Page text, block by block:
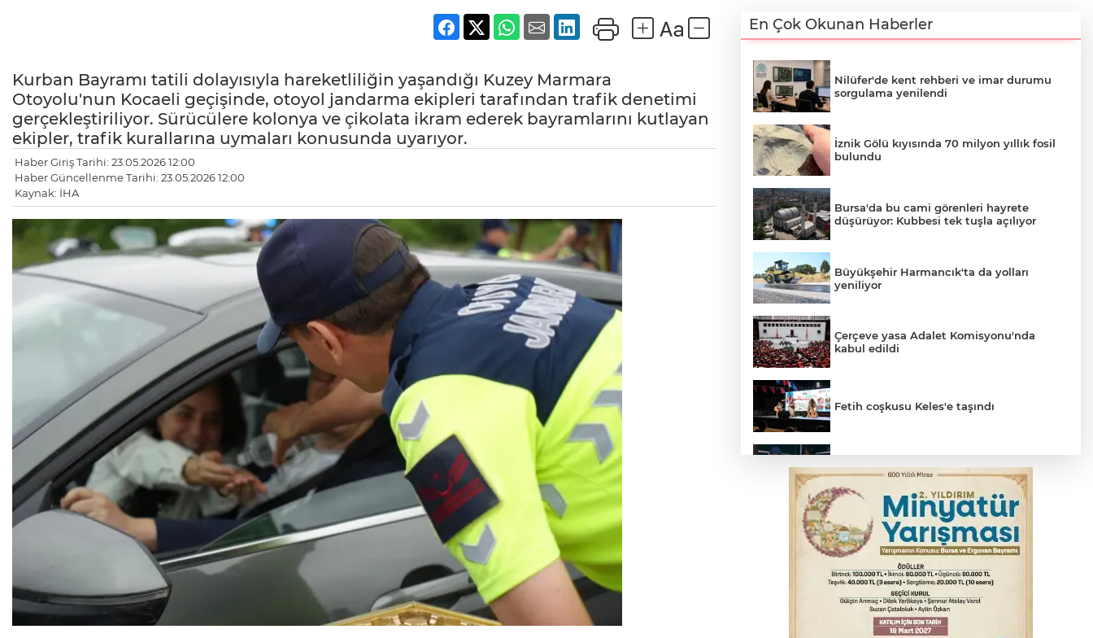
Kurban Bayramı tatili dolayısıyla hareketliliğin yaşandığı Kuzey Marmara
Otoyolu'nun Kocaeli geçişinde, otoyol jandarma ekipleri tarafından trafik denetimi
gerçekleştiriliyor. Sürücülere kolonya ve çikolata ikram ederek bayramlarını kutlayan
ekipler, trafik kurallarına uymaları konusunda uyarıyor.
Haber Giriş Tarihi: 23.05.2026 12:00
Haber Güncellenme Tarihi: 23.05.2026 12:00
Kaynak: İHA
En Çok Okunan Haberler
Nilüfer'de kent rehberi ve imar durumu
sorgulama yenilendi
İznik Gölü kıyısında 70 milyon yıllık fosil
bulundu
Bursa'da bu cami görenleri hayrete
düşürüyor: Kubbesi tek tuşla açılıyor
Büyükşehir Harmancık'ta da yolları
yeniliyor
Çerçeve yasa Adalet Komisyonu'nda
kabul edildi
Fetih coşkusu Keles'e taşındı
kişi tutuklandı
İnegöl’de yangın paniği! Apartmana
sıçrayan alevler söndürüldü
Elektrik akımına kapılan işçi hayatını
kaybetti